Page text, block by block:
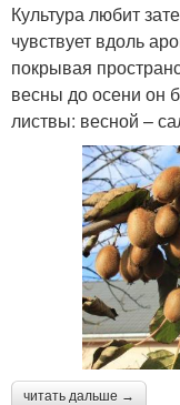
Культура любит
чувствует вдоль
покрывая
весны до осени он
листвы: весной –
читать дальше →